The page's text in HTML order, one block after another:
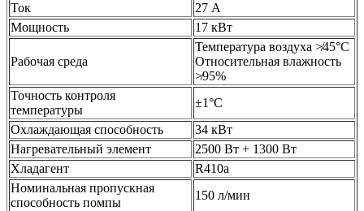
Ток
27 А
Мощность
17 кВт
Рабочая среда
Температура воздуха ≯45°С
Относительная влажность
≯95%
Точность контроля
температуры
±1°С
Охлаждающая способность
34 кВт
Нагревательный элемент
2500 Вт + 1300 Вт
Хладагент
R410a
Номинальная пропускная
способность помпы
150 л/мин